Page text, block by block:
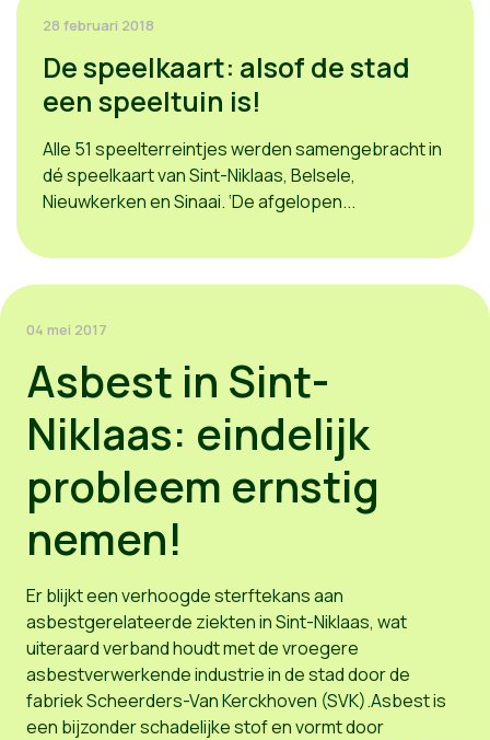
28 februari 2018
De speelkaart: alsof de stad
een speeltuin is!
Alle 51 speelterreintjes werden samengebracht in
dé speelkaart van Sint-Niklaas, Belsele,
Nieuwkerken en Sinaai. ‘De afgelopen...
04 mei 2017
Asbest in Sint-
Niklaas: eindelijk
probleem ernstig
nemen!
Er blijkt een verhoogde sterftekans aan
asbestgerelateerde ziekten in Sint-Niklaas, wat
uiteraard verband houdt met de vroegere
asbestverwerkende industrie in de stad door de
fabriek Scheerders-Van Kerckhoven (SVK).Asbest is
een bijzonder schadelijke stof en vormt door